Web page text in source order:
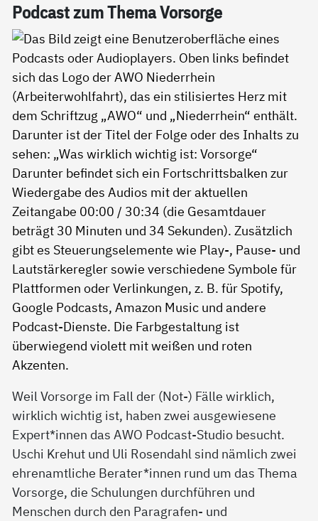
Pod­cast zum The­ma Vor­sor­ge
Weil Vorsorge im Fall der (Not-) Fälle wirklich,
wirklich wichtig ist, haben zwei ausgewiesene
Expert*innen das AWO Podcast-Studio besucht.
Uschi Krehut und Uli Rosendahl sind nämlich zwei
ehrenamtliche Berater*innen rund um das Thema
Vorsorge, die Schulungen durchführen und
Menschen durch den Paragrafen- und